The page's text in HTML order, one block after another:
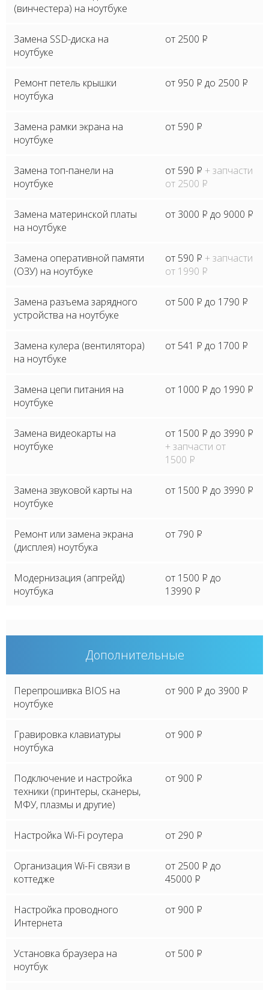
(винчестера) на ноутбуке
Замена SSD-диска на
ноутбуке
от 2500 P
Ремонт петель крышки
ноутбука
от 950 P до 2500 P
Замена рамки экрана на
ноутбуке
от 590 P
Замена топ-панели на
ноутбуке
от 590 P + запчасти
от 2500 P
Замена материнской платы
на ноутбуке
от 3000 P до 9000 P
Замена оперативной памяти
(ОЗУ) на ноутбуке
от 590 P + запчасти
от 1990 P
Замена разъема зарядного
устройства на ноутбуке
от 500 P до 1790 P
Замена кулера (вентилятора)
на ноутбуке
от 541 P до 1700 P
Замена цепи питания на
ноутбуке
от 1000 P до 1990 P
Замена видеокарты на
ноутбуке
от 1500 P до 3990 P
+ запчасти от
1500 P
Замена звуковой карты на
ноутбуке
от 1500 P до 3990 P
Ремонт или замена экрана
(дисплея) ноутбука
от 790 P
Модернизация (апгрейд)
ноутбука
от 1500 P до
13990 P
Дополнительные
Перепрошивка BIOS на
ноутбуке
от 900 P до 3900 P
Гравировка клавиатуры
ноутбука
от 900 P
Подключение и настройка
техники (принтеры, сканеры,
МФУ, плазмы и другие)
от 900 P
Настройка Wi-Fi роутера от 290 P
Организация Wi-Fi связи в
коттедже
от 2500 P до
45000 P
Настройка проводного
Интернета
от 900 P
Установка браузера на
ноутбук
от 500 P